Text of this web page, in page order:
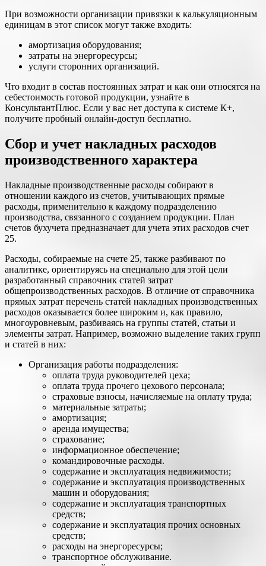
При возможности организации привязки к калькуляционным
единицам в этот список могут также входить:
амортизация оборудования;
затраты на энергоресурсы;
услуги сторонних организаций.
Что входит в состав постоянных затрат и как они относятся на
себестоимость готовой продукции, узнайте в
КонсультантПлюс. Если у вас нет доступа к системе К+,
получите пробный онлайн-доступ бесплатно.
Сбор и учет накладных расходов
производственного характера
Накладные производственные расходы собирают в
отношении каждого из счетов, учитывающих прямые
расходы, применительно к каждому подразделению
производства, связанного с созданием продукции. План
счетов бухучета предназначает для учета этих расходов счет
25.
Расходы, собираемые на счете 25, также разбивают по
аналитике, ориентируясь на специально для этой цели
разработанный справочник статей затрат
общепроизводственных расходов. В отличие от справочника
прямых затрат перечень статей накладных производственных
расходов оказывается более широким и, как правило,
многоуровневым, разбиваясь на группы статей, статьи и
элементы затрат. Например, возможно выделение таких групп
и статей в них:
Организация работы подразделения:
оплата труда руководителей цеха;
оплата труда прочего цехового персонала;
страховые взносы, начисляемые на оплату труда;
материальные затраты;
амортизация;
аренда имущества;
страхование;
информационное обеспечение;
командировочные расходы.
содержание и эксплуатация недвижимости;
содержание и эксплуатация производственных
машин и оборудования;
содержание и эксплуатация транспортных
средств;
содержание и эксплуатация прочих основных
средств;
расходы на энергоресурсы;
транспортное обслуживание.